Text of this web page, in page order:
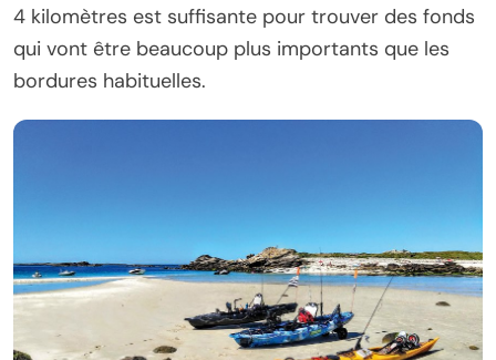
4 kilomètres est suffisante pour trouver des fonds
qui vont être beaucoup plus importants que les
bordures habituelles.